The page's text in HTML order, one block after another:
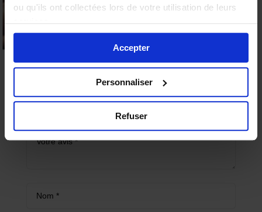
ou qu'ils ont collectées lors de votre utilisation de leurs
services.
Accepter
Personnaliser
Refuser
Soyez le premier à laisser votre avis sur “Durex
Votre adresse e-mail ne sera pas publiée.
champs obligatoires sont indiqués avec*